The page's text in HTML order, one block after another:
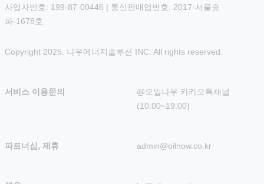
사업자번호: 199-87-00446 | 통신판매업번호: 2017-서울송
파-1678호
Copyright 2025. 나우에너지솔루션 INC. All rights reserved.
서비스 이용문의
@오일나우 카카오톡채널
(10:00~19:00)
파트너십, 제휴 admin@oilnow.co.kr